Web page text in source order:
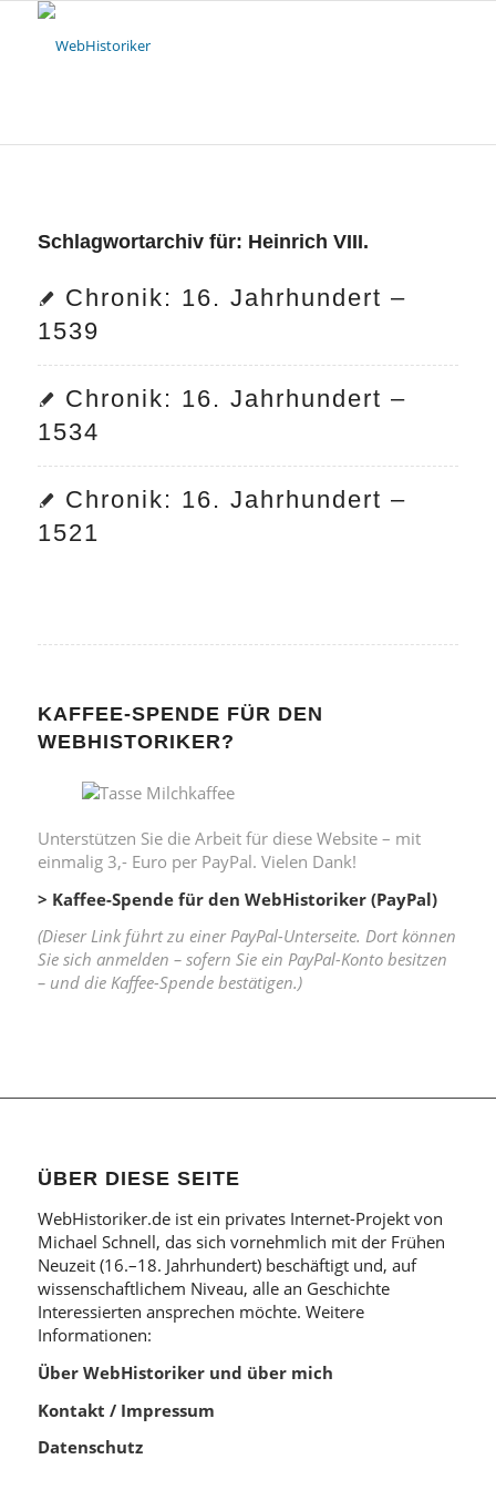
Schlagwortarchiv für: Heinrich VIII.
Chronik: 16. Jahrhundert –
1539
Chronik: 16. Jahrhundert –
1534
Chronik: 16. Jahrhundert –
1521
KAFFEE-SPENDE FÜR DEN
WEBHISTORIKER?
Unterstützen Sie die Arbeit für diese Website – mit
einmalig 3,- Euro per PayPal. Vielen Dank!
> Kaffee-Spende für den WebHistoriker (PayPal)
(Dieser Link führt zu einer PayPal-Unterseite. Dort können
Sie sich anmelden – sofern Sie ein PayPal-Konto besitzen
– und die Kaffee-Spende bestätigen.)
ÜBER DIESE SEITE
WebHistoriker.de ist ein privates Internet-Projekt von
Michael Schnell, das sich vornehmlich mit der Frühen
Neuzeit (16.–18. Jahrhundert) beschäftigt und, auf
wissenschaftlichem Niveau, alle an Geschichte
Interessierten ansprechen möchte. Weitere
Informationen:
Über WebHistoriker und über mich
Kontakt / Impressum
Datenschutz